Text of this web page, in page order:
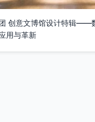
创意文博馆设计特辑——
用与革新